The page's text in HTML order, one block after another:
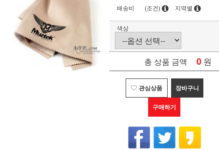
배송비
(조건) 지역별
색상
총 상품 금액 0 원
관심상품 장바구니
구매하기